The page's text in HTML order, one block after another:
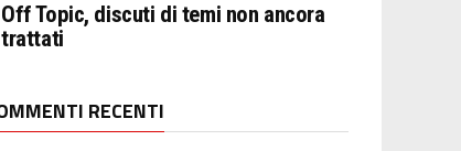
Off Topic, discuti di temi non ancora
trattati
RECENTI